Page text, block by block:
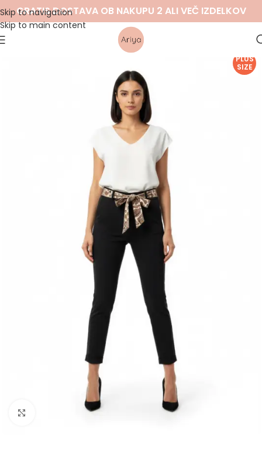
Skip to navigation
Skip to main content
GRATIS DOSTAVA OB NAKUPU 2 ALI VEČ IZDELKOV
PLUS
SIZE
Click to enlarge